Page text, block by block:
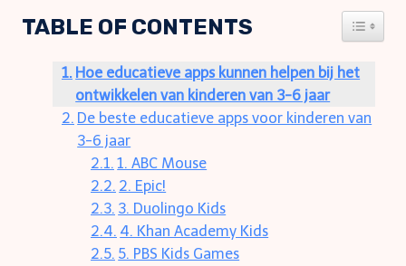
TABLE OF CONTENTS
Hoe educatieve apps kunnen helpen bij het
ontwikkelen van kinderen van 3-6 jaar
De beste educatieve apps voor kinderen van
3-6 jaar
1. ABC Mouse
2. Epic!
3. Duolingo Kids
4. Khan Academy Kids
5. PBS Kids Games